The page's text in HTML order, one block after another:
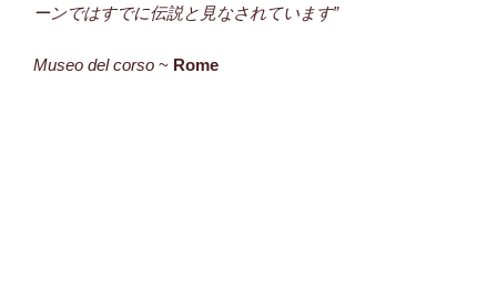
ーンではすでに伝説と見なされています”
Museo del corso ~ Rome